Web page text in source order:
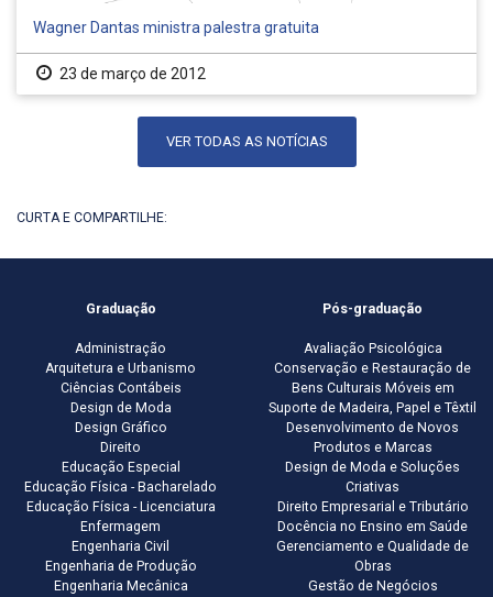
Wagner Dantas ministra palestra gratuita
23 de março de 2012
VER TODAS AS NOTÍCIAS
CURTA E COMPARTILHE:
Graduação
Administração
Arquitetura e Urbanismo
Ciências Contábeis
Design de Moda
Design Gráfico
Direito
Educação Especial
Educação Física - Bacharelado
Educação Física - Licenciatura
Enfermagem
Engenharia Civil
Engenharia de Produção
Engenharia Mecânica
Pós-graduação
Avaliação Psicológica
Conservação e Restauração de
Bens Culturais Móveis em
Suporte de Madeira, Papel e Têxtil
Desenvolvimento de Novos
Produtos e Marcas
Design de Moda e Soluções
Criativas
Direito Empresarial e Tributário
Docência no Ensino em Saúde
Gerenciamento e Qualidade de
Obras
Gestão de Negócios